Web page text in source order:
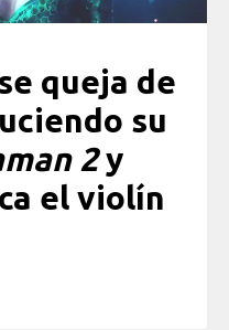
queja de
su
2y
el violín